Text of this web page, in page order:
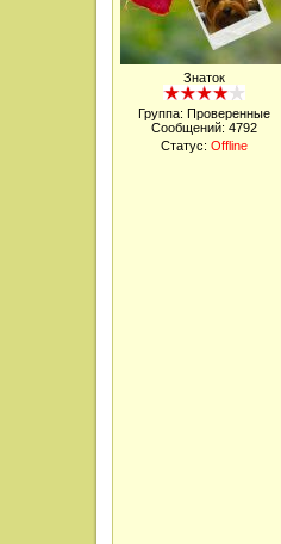
Знаток
Группа: Проверенные
Сообщений: 4792
Статус: Offline